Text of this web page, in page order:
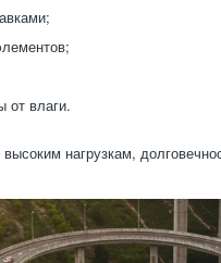
от влаги.
нагрузкам,